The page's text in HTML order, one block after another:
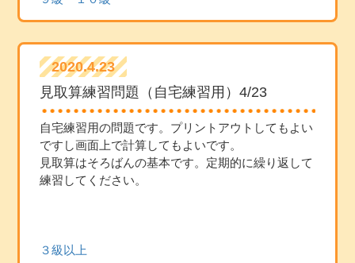
2020.4.23
見取算練習問題（自宅練習用）4/23
自宅練習用の問題です。プリントアウトしてもよい
ですし画面上で計算してもよいです。
見取算はそろばんの基本です。定期的に繰り返して
練習してください。
３級以上